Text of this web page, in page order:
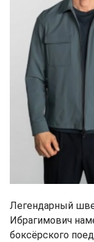
Легендарный
Ибрагимович
боксёрского